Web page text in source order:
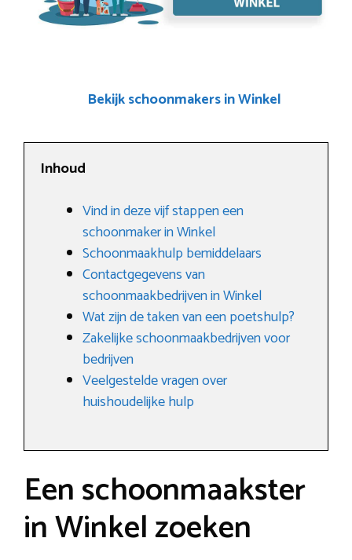
Bekijk schoonmakers in Winkel
Inhoud
Vind in deze vijf stappen een
schoonmaker in Winkel
Schoonmaakhulp bemiddelaars
Contactgegevens van
schoonmaakbedrijven in Winkel
Wat zijn de taken van een poetshulp?
Zakelijke schoonmaakbedrijven voor
bedrijven
Veelgestelde vragen over
huishoudelijke hulp
Een schoonmaakster
in Winkel zoeken